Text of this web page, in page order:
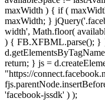
maxWidth ) { if (
maxWidth; }
width', Math.floor(
) { FB.XFBML.parse(); }
return; } js =
"https://
'facebook-jssdk' ) );